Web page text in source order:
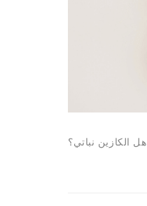
هل الكازين نباتي؟